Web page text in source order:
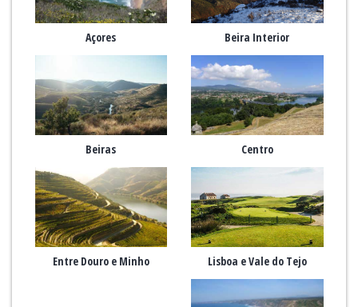
Açores Beira Interior
Beiras Centro
Entre Douro e Minho Lisboa e Vale do Tejo